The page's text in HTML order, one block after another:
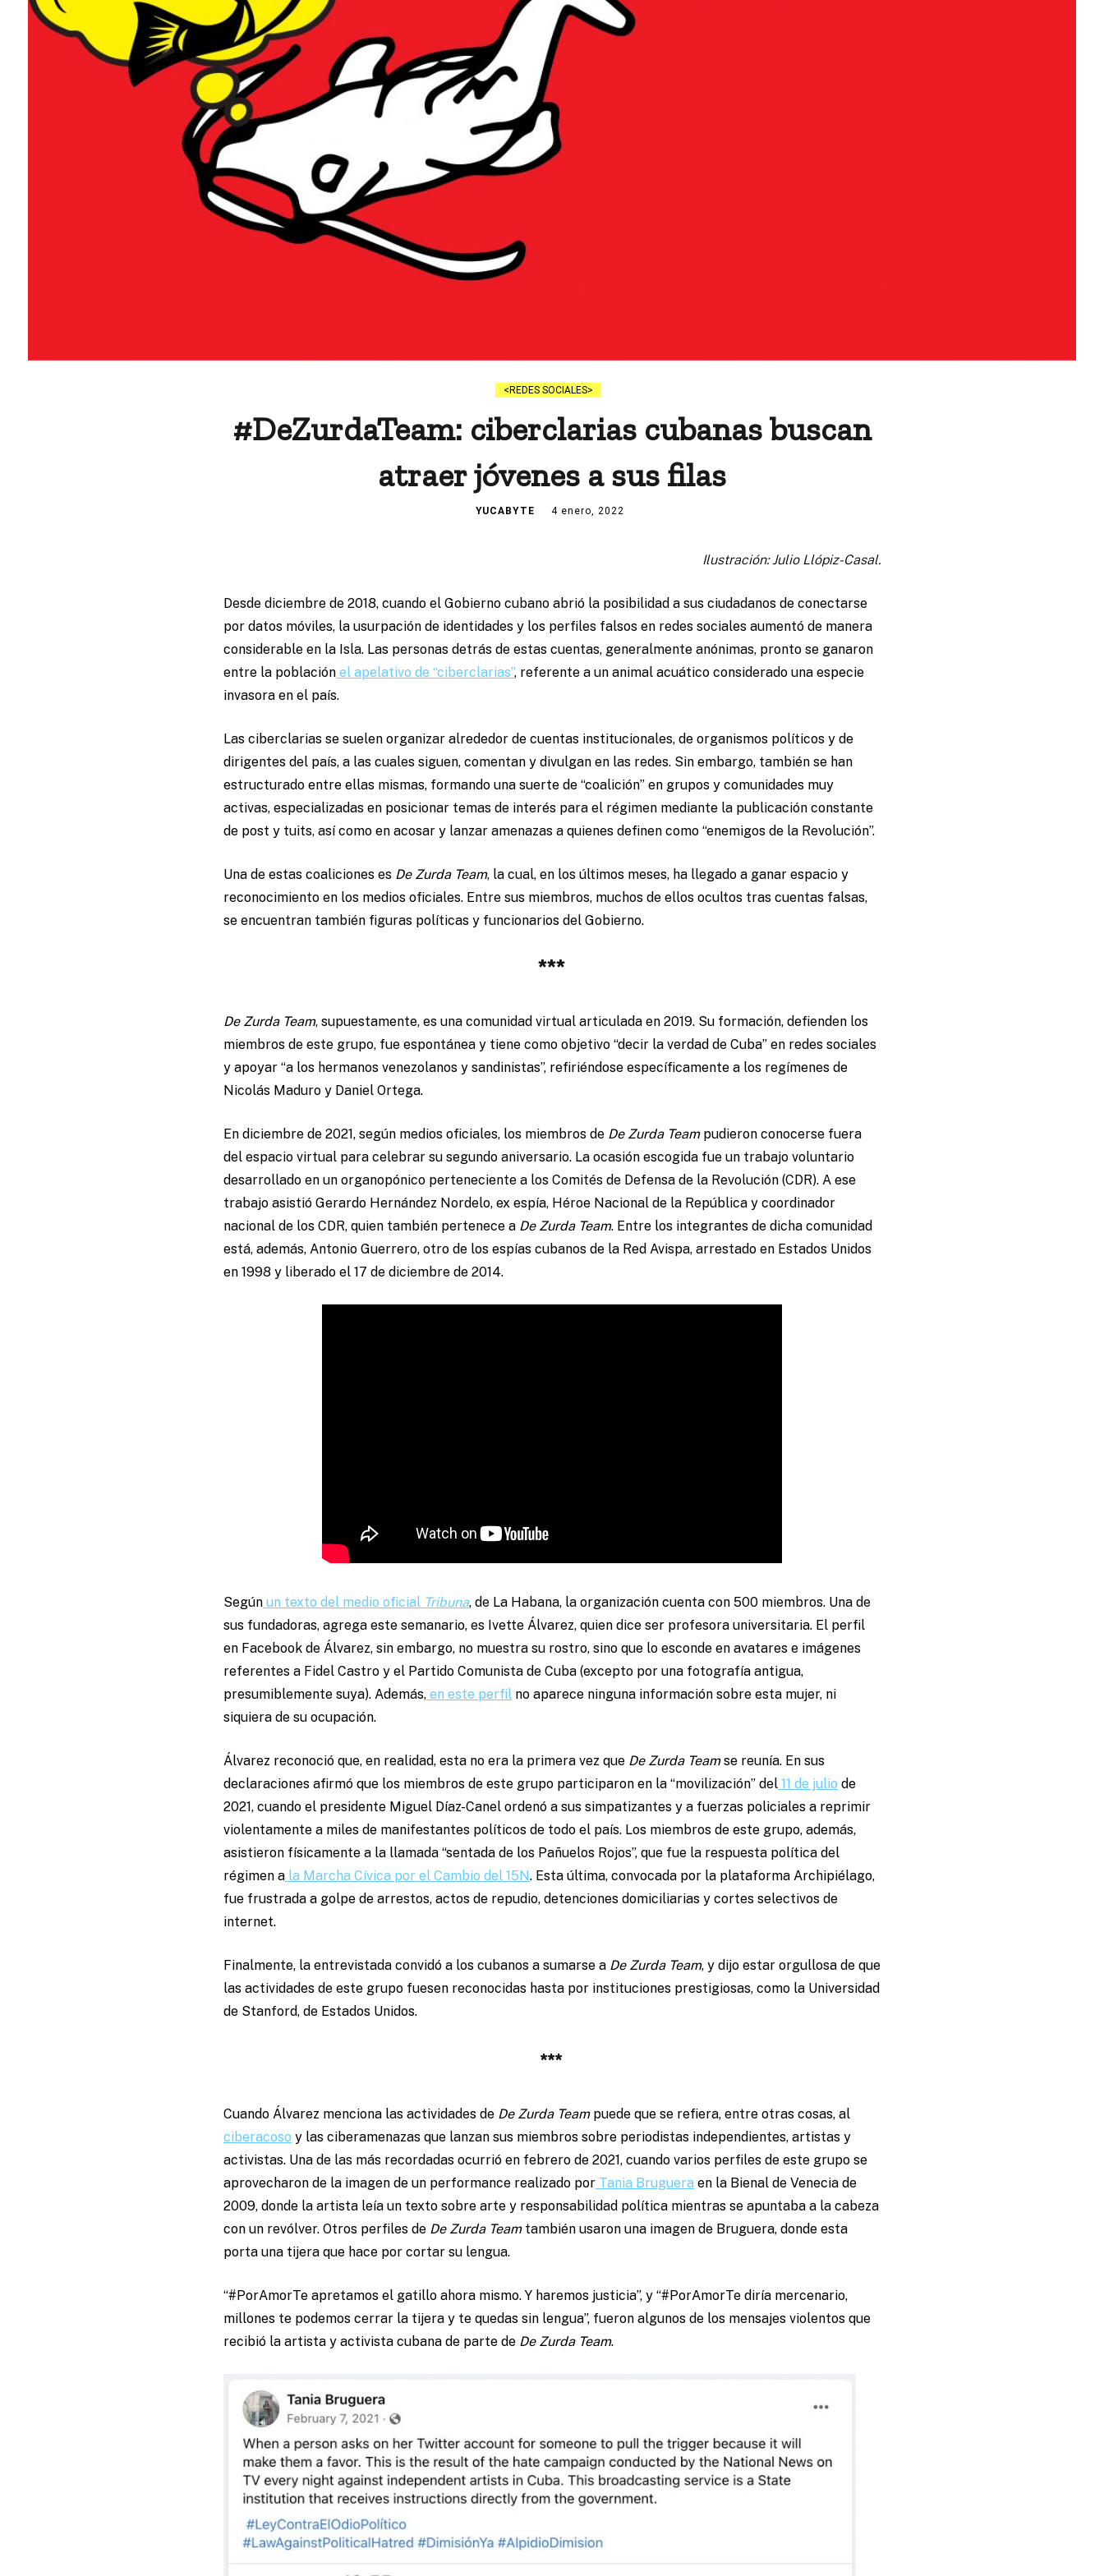
REDES SOCIALES
#DeZurdaTeam: ciberclarias cubanas buscan
atraer jóvenes a sus filas
YUCABYTE 4 enero, 2022
Ilustración: Julio Llópiz-Casal.
Desde diciembre de 2018, cuando el Gobierno cubano abrió la posibilidad a sus ciudadanos de conectarse
por datos móviles, la usurpación de identidades y los perfiles falsos en redes sociales aumentó de manera
considerable en la Isla. Las personas detrás de estas cuentas, generalmente anónimas, pronto se ganaron
entre la población el apelativo de “ciberclarias”, referente a un animal acuático considerado una especie
invasora en el país.
Las ciberclarias se suelen organizar alrededor de cuentas institucionales, de organismos políticos y de
dirigentes del país, a las cuales siguen, comentan y divulgan en las redes. Sin embargo, también se han
estructurado entre ellas mismas, formando una suerte de “coalición” en grupos y comunidades muy
activas, especializadas en posicionar temas de interés para el régimen mediante la publicación constante
de post y tuits, así como en acosar y lanzar amenazas a quienes definen como “enemigos de la Revolución”.
Una de estas coaliciones es De Zurda Team, la cual, en los últimos meses, ha llegado a ganar espacio y
reconocimiento en los medios oficiales. Entre sus miembros, muchos de ellos ocultos tras cuentas falsas,
se encuentran también figuras políticas y funcionarios del Gobierno.
***
De Zurda Team, supuestamente, es una comunidad virtual articulada en 2019. Su formación, defienden los
miembros de este grupo, fue espontánea y tiene como objetivo “decir la verdad de Cuba” en redes sociales
y apoyar “a los hermanos venezolanos y sandinistas”, refiriéndose específicamente a los regímenes de
Nicolás Maduro y Daniel Ortega.
En diciembre de 2021, según medios oficiales, los miembros de De Zurda Team pudieron conocerse fuera
del espacio virtual para celebrar su segundo aniversario. La ocasión escogida fue un trabajo voluntario
desarrollado en un organopónico perteneciente a los Comités de Defensa de la Revolución (CDR). A ese
trabajo asistió Gerardo Hernández Nordelo, ex espía, Héroe Nacional de la República y coordinador
nacional de los CDR, quien también pertenece a De Zurda Team. Entre los integrantes de dicha comunidad
está, además, Antonio Guerrero, otro de los espías cubanos de la Red Avispa, arrestado en Estados Unidos
en 1998 y liberado el 17 de diciembre de 2014.
Según un texto del medio oficial Tribuna, de La Habana, la organización cuenta con 500 miembros. Una de
sus fundadoras, agrega este semanario, es Ivette Álvarez, quien dice ser profesora universitaria. El perfil
en Facebook de Álvarez, sin embargo, no muestra su rostro, sino que lo esconde en avatares e imágenes
referentes a Fidel Castro y el Partido Comunista de Cuba (excepto por una fotografía antigua,
presumiblemente suya). Además, en este perfil no aparece ninguna información sobre esta mujer, ni
siquiera de su ocupación.
Álvarez reconoció que, en realidad, esta no era la primera vez que De Zurda Teamse reunía. En sus
declaraciones afirmó que los miembros de este grupo participaron en la “movilización” del 11 de julio de
2021, cuando el presidente Miguel Díaz-Canel ordenó a sus simpatizantes y a fuerzas policiales a reprimir
violentamente a miles de manifestantes políticos de todo el país. Los miembros de este grupo, además,
asistieron físicamente a la llamada “sentada de los Pañuelos Rojos”, que fue la respuesta política del
régimen a la Marcha Cívica por el Cambio del 15N. Esta última, convocada por la plataforma Archipiélago,
fue frustrada a golpe de arrestos, actos de repudio, detenciones domiciliarias y cortes selectivos de
internet.
Finalmente, la entrevistada convidó a los cubanos a sumarse a De Zurda Team, y dijo estar orgullosa de que
las actividades de este grupo fuesen reconocidas hasta por instituciones prestigiosas, como la Universidad
de Stanford, de Estados Unidos.
***
Cuando Álvarez menciona las actividades de De Zurda Teampuede que se refiera, entre otras cosas, al
ciberacoso y las ciberamenazas que lanzan sus miembros sobre periodistas independientes, artistas y
activistas. Una de las más recordadas ocurrió en febrero de 2021, cuando varios perfiles de este grupo se
aprovecharon de la imagen de un performance realizado por Tania Bruguera en la Bienal de Venecia de
2009, donde la artista leía un texto sobre arte y responsabilidad política mientras se apuntaba a la cabeza
con un revólver. Otros perfiles de De Zurda Teamtambién usaron una imagen de Bruguera, donde esta
porta una tijera que hace por cortar su lengua.
“#PorAmorTe apretamos el gatillo ahora mismo. Y haremos justicia”, y “#PorAmorTe diría mercenario,
millones te podemos cerrar la tijera y te quedas sin lengua”, fueron algunos de los mensajes violentos que
recibió la artista y activista cubana de parte de De Zurda Team.